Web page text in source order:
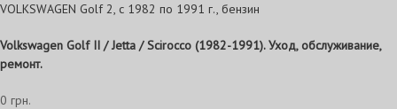
VOLKSWAGEN Golf 2, с 1982 по 1991 г., бензин
Volkswagen Golf II / Jetta / Scirocco (1982-1991). Уход, обслуживание,
ремонт.
0 грн.